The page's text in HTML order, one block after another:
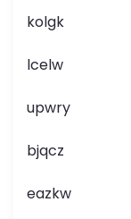
kolgk
lcelw
upwry
bjqcz
eazkw